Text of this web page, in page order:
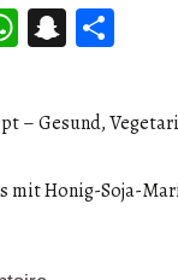
W
ts
A
p
S
ap
ch
at
ag
er
– Gesund,
mit Honig-Soja-